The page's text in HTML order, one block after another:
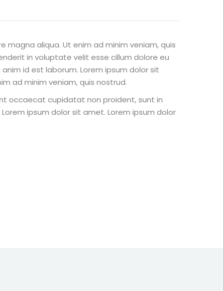
aliqua. Ut enim ad minim veniam, quis
in voluptate velit esse cillum dolore eu
id est laborum. Lorem ipsum dolor sit
ad minim veniam, quis nostrud.
occaecat cupidatat non proident, sunt in
ipsum dolor sit amet. Lorem ipsum dolor